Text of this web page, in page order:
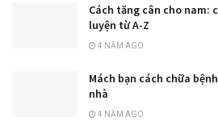
Cách tăng cân cho nam:
luyện từ A-Z
4 NĂM AGO
Mách bạn cách chữa
nhà
4 NĂM AGO